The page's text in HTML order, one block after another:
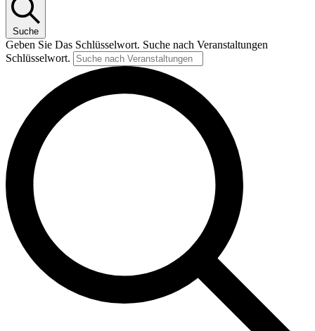
Suche
Geben Sie Das Schlüsselwort. Suche nach Veranstaltungen
Schlüsselwort.